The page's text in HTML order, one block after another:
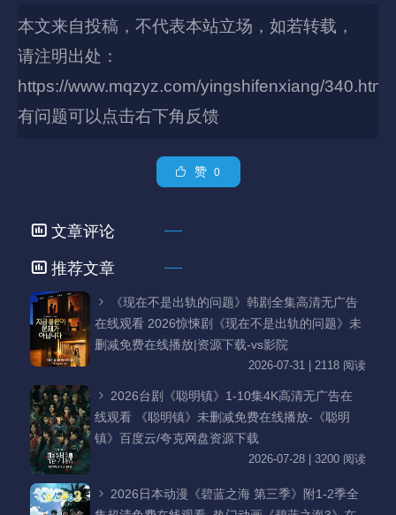
本文来自投稿，不代表本站立场，如若转载，
请注明出处：
https://www.mqzyz.com/yingshifenxiang/340.html
有问题可以点击右下角反馈
赞 0
文章评论
推荐文章
《现在不是出轨的问题》韩剧全集高清无广告
在线观看 2026惊悚剧《现在不是出轨的问题》未
删减免费在线播放|资源下载-vs影院
2026-07-31 | 2118 阅读
2026台剧《聪明镇》1-10集4K高清无广告在
线观看 《聪明镇》未删减免费在线播放-《聪明
镇》百度云/夸克网盘资源下载
2026-07-28 | 3200 阅读
2026日本动漫《碧蓝之海 第三季》附1-2季全